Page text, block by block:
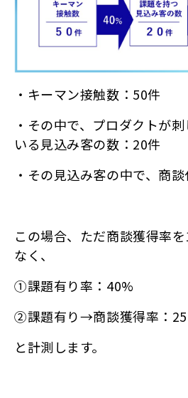
・キーマン接触数：50件
・その中で、プロダクトが
いる見込み客の数：20件
・その見込み客の中で、商
この場合、ただ商談獲得率
なく、
①課題有り率：40%
②課題有り→商談獲得率：
と計測します。